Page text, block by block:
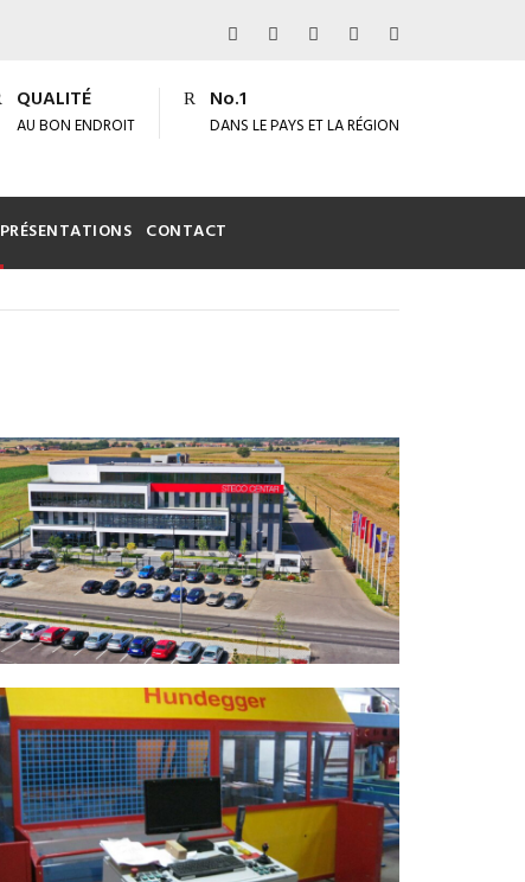
QUALITÉ
AU BON ENDROIT
No.1
DANS LE PAYS ET LA RÉGION
PRÉSENTATIONS CONTACT